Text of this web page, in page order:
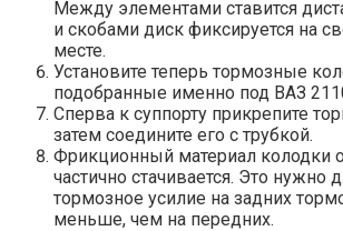
Между элементами ставится
и скобами диск фиксируется на
месте.
Установите теперь тормозные
подобранные именно под ВАЗ
Сперва к суппорту прикрепите
затем соедините его с трубкой.
Фрикционный материал колодки
частично стачивается. Это нужно
тормозное усилие на задних
меньше, чем на передних.